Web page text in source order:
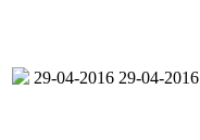
29-04-2016 29-04-2016